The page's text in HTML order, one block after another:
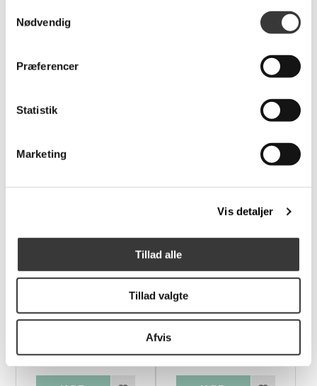
Nødvendig
Præferencer
Statistik
Marketing
Vis detaljer
Tillad alle
Tillad valgte
Afvis
Fast
Lavpris
Line spisebordsstol
1.795,00 DKK
Findahl Springer
Lavpris
Findahl Mette
3.509,00 DKK
Lavpris
Jakob spisebordsstol
2.439,00 DKK